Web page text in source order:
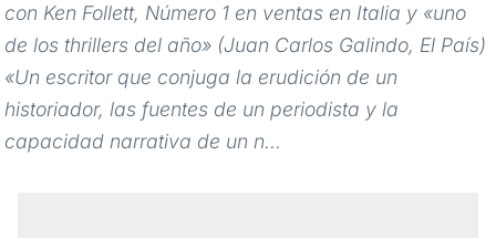
con Ken Follett, Número 1 en ventas en Italia y «uno
de los thrillers del año» (Juan Carlos Galindo, El País)
«Un escritor que conjuga la erudición de un
historiador, las fuentes de un periodista y la
capacidad narrativa de un n...